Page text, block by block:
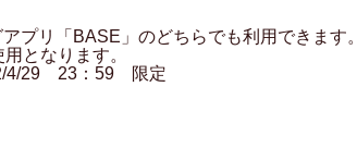
プリ「BASE」のどちらでも利用できます。
となります。
29 23：59 限定